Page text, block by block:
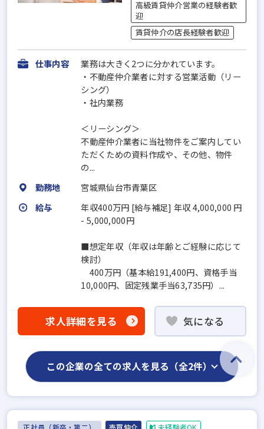
高級賃貸仲介営業の経験者歓
迎
賃貸仲介の店長経験者歓迎
仕事内容
業務は大きく2つに分かれています。
・不動産仲介業者に対する営業活動（リー
シング）
・社内業務
＜リーシング＞
不動産仲介業者に当社物件をご案内してい
ただくための資料作成や、その他、物件
の...
勤務地
宮城県仙台市青葉区
給与
年収400万円 [給与補足] 年収 4,000,000 円
- 5,000,000円
■想定年収（年収は年齢とご経験に応じて
検討）
400万円（基本給191,400円、資格手当
10,000円、固定残業手当63,735円）...
求人詳細を見る 気になる
この企業の全ての求人を見る（全2件）
正社員（新卒・第二） 売買仲介